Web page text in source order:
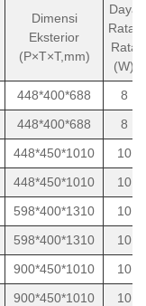
Dimensi
Eksterior
(P×T×T,mm)
Daya
Rata-
Rata
(W)
448*400*688
8
448*400*688
8
448*450*1010
10
448*450*1010
10
598*400*1310
10
598*400*1310
10
900*450*1010
10
900*450*1010
10